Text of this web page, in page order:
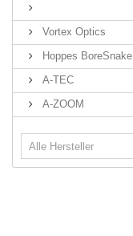
Vortex Optics
Hoppes BoreSnake
A-TEC
A-ZOOM